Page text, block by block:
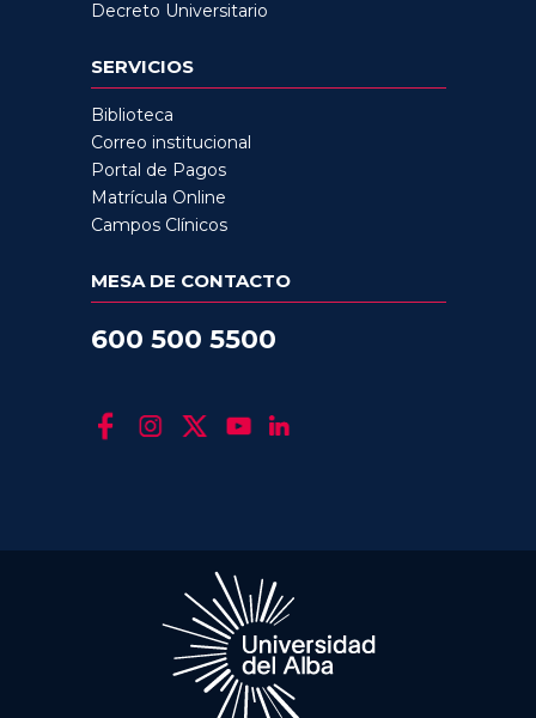
Decreto Universitario
SERVICIOS
Biblioteca
Correo institucional
Portal de Pagos
Matrícula Online
Campos Clínicos
MESA DE CONTACTO
600 500 5500